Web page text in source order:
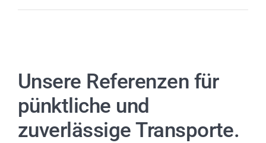
Unsere Referenzen für
pünktliche und
zuverlässige Transporte.